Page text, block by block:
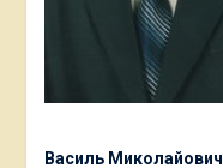
Василь